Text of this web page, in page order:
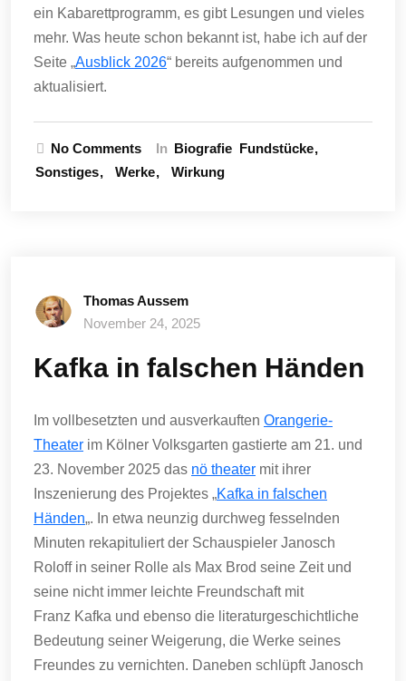
ein Kabarettprogramm, es gibt Lesungen und vieles
mehr. Was heute schon bekannt ist, habe ich auf der
Seite „Ausblick 2026“ bereits aufgenommen und
aktualisiert.
No Comments In Biografie Fundstücke
Sonstiges
Werke Wirkung
Thomas Aussem
November 24, 2025
Kafka in falschen Händen
Im vollbesetzten und ausverkauften Orangerie-
Theater im Kölner Volksgarten gastierte am 21. und
23. November 2025 das nö theater mit ihrer
Inszenierung des Projektes „Kafka in falschen
Händen„. In etwa neunzig durchweg fesselnden
Minuten rekapituliert der Schauspieler Janosch
Roloff in seiner Rolle als Max Brod seine Zeit und
seine nicht immer leichte Freundschaft mit
Franz Kafka und ebenso die literaturgeschichtliche
Bedeutung seiner Weigerung, die Werke seines
Freundes zu vernichten. Daneben schlüpft Janosch